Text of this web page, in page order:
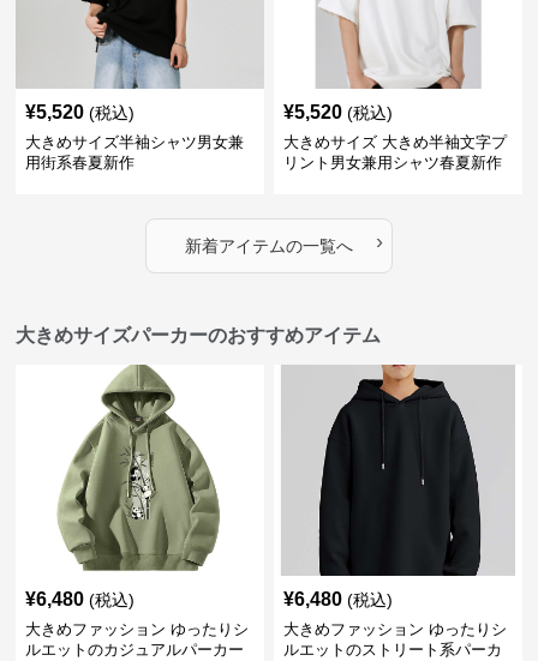
¥5,520 (税込)
大きめサイズ半袖シャツ男女兼
用街系春夏新作
¥5,520 (税込)
大きめサイズ 大きめ半袖文字プ
リント男女兼用シャツ春夏新作
新着アイテムの一覧へ ›
大きめサイズパーカーのおすすめアイテム
¥6,480 (税込)
大きめファッション ゆったりシ
ルエットのカジュアルパーカー
¥6,480 (税込)
大きめファッション ゆったりシ
ルエットのストリート系パーカ